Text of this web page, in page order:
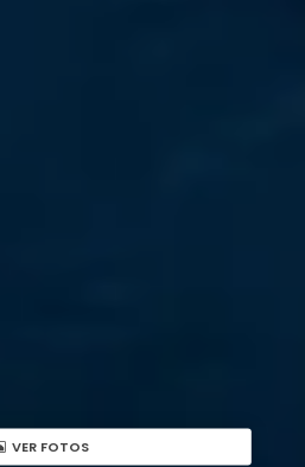
VER FOTOS